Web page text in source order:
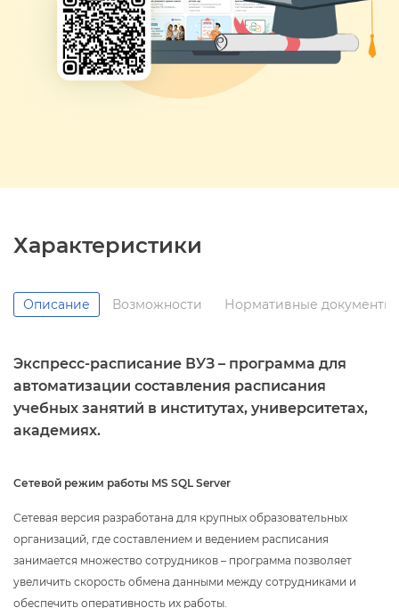
Характеристики
Описание озможности Нормативные документы
Экспресс-расписание ВУЗ – программа для
автоматизации составления расписания
учебных занятий в институтах, университетах,
академиях.
Сетевой режим работы MS SQL Server
Сетевая версия разработана для крупных образовательных
организаций, где составлением и ведением расписания
занимается множество сотрудников – программа позволяет
увеличить скорость обмена данными между сотрудниками и
обеспечить оперативность их работы.